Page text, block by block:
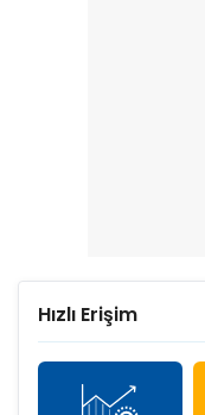
Hızlı Erişim